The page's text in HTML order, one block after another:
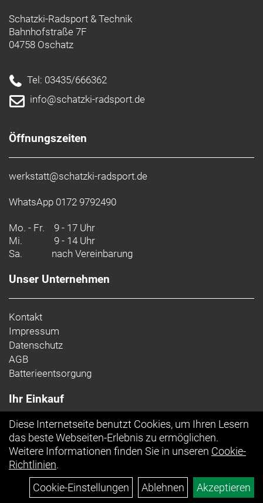
Schatzki-Radsport & Technik
Bahnhofstraße 7F
04758 Oschatz
Tel: 03435/666362
info@schatzki-radsport.de
Öffnungszeiten
werkstatt@schatzki-radsport.de
WhatsApp 0172 9792490
Mo. - Fr. 9 - 17 Uhr
Mi.
9 - 14 Uhr
Sa.
nach Vereinbarung
Unser Unternehmen
Kontakt
Impressum
Datenschutz
AGB
Batterieentsorgung
Ihr Einkauf
Top Artikel
Diese Internetseite benutzt Cookies, um Ihren Lesern
das beste Webseiten-Erlebnis zu ermöglichen.
Weitere Informationen finden Sie in unseren Cookie-
Richtlinien.
Cookie-Einstellungen
Ablehnen Akzeptieren